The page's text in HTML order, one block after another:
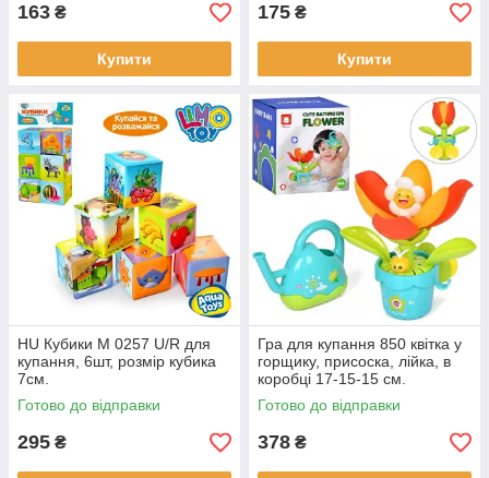
163 ₴
Купити
175 ₴
Купити
HU Кубики M 0257 U/R для
купання, 6шт, розмір кубика
7см.
Готово до відправки
295 ₴
Гра для купання 850 квітка у
горщику, присоска, лійка, в
коробці 17-15-15 см.
Готово до відправки
378 ₴